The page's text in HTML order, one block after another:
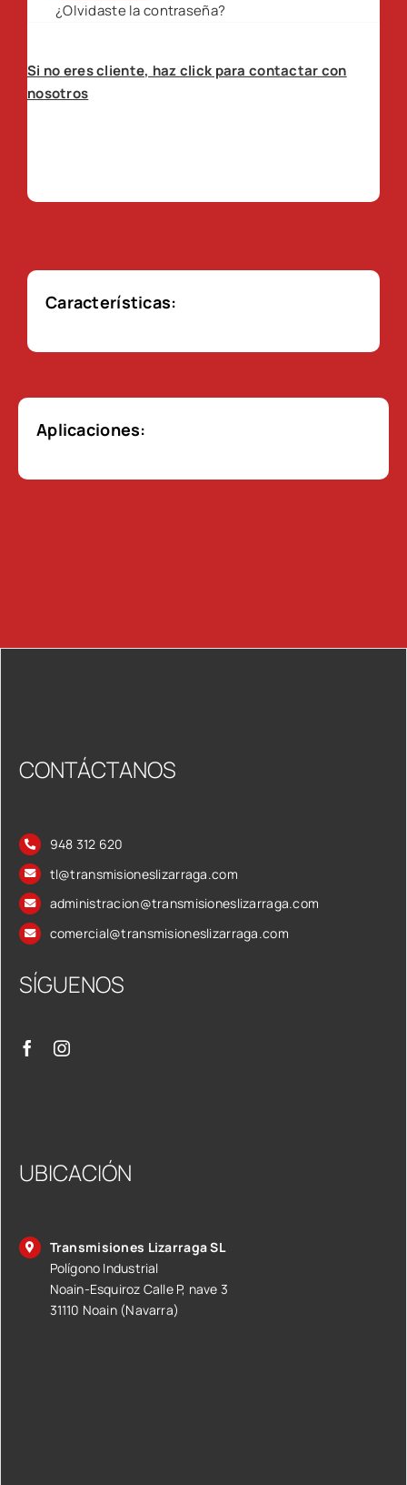
¿Olvidaste la contraseña?
Si no eres cliente, haz click para contactar con
nosotros
Características:
Aplicaciones:
CONTÁCTANOS
948 312 620
tl@transmisioneslizarraga.com
administracion@transmisioneslizarraga.com
comercial@transmisioneslizarraga.com
SÍGUENOS
UBICACIÓN
Transmisiones Lizarraga SL
Polígono Industrial
Noain-Esquiroz Calle P, nave 3
31110 Noain (Navarra)